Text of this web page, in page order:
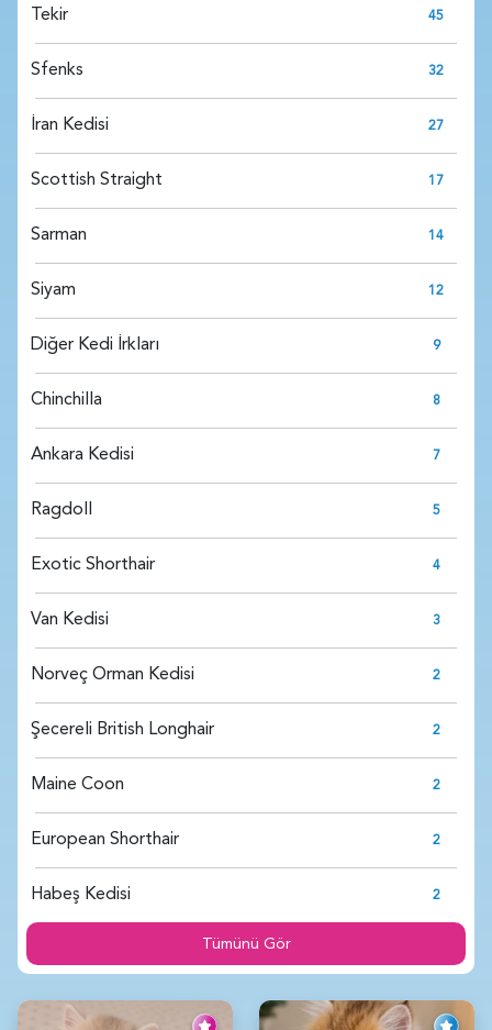
Tekir 45
Sfenks 32
İran Kedisi 27
Scottish Straight 17
Sarman 14
Siyam 12
Diğer Kedi İrkları 9
Chinchilla 8
Ankara Kedisi 7
Ragdoll 5
Exotic Shorthair 4
Van Kedisi 3
Norveç Orman Kedisi 2
Şecereli British Longhair 2
Maine Coon 2
European Shorthair 2
Habeş Kedisi 2
Tümünü Gör